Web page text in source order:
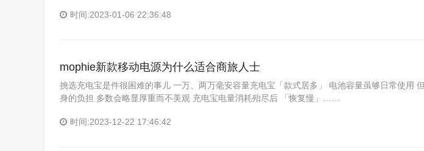
时间:2023-01-06 22:36:48
mophie新款移动电源为什么适合商旅人士
挑选充电宝是件很困难的事儿 一万、两万毫安容量充电宝「款式居多」 电池容量虽够日常使用
身的负担 多数会略显厚重而不美观 充电宝电量消耗殆尽后 「恢复慢」……
时间:2023-12-22 17:46:42